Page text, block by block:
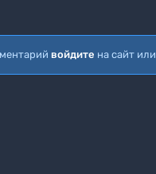
войдите на сайт или